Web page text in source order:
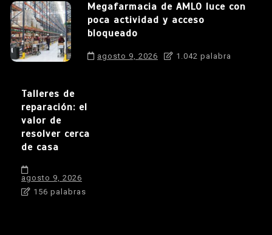
Megafarmacia de AMLO luce con
poca actividad y acceso
bloqueado
agosto 9, 2026 1.042 palabra
Talleres de
reparación: el
valor de
resolver cerca
de casa
agosto 9, 2026
156 palabras